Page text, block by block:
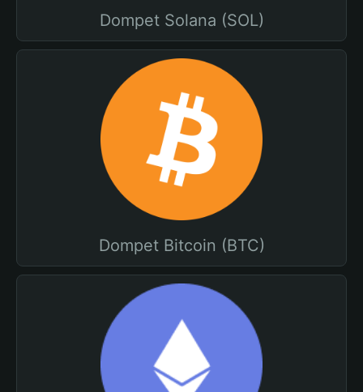
Dompet Solana (SOL)
Dompet Bitcoin (BTC)